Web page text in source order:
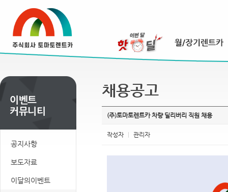
공지사항
보도자료
이달의이벤트
채용공고
(주)토마토렌트카 차량 딜리버리 직원 채용
작성자 관리자